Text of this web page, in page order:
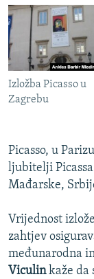
Izložba Picasso u
Zagrebu
Picasso, u
ljubitelji
Mađarske,
Vrijednost
zahtjev
međunarodna
Viculinkaže